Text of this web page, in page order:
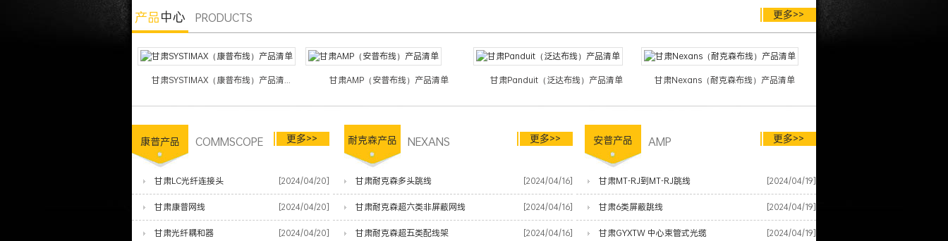
产品中心 PRODUCTS 更多>>
甘肃SYSTIMAX（康普布线）产品清... 甘肃AMP（安普布线）产品清单 甘肃Panduit（泛达布线）产品清单 甘肃Nexans（耐克森布线）产品清单
康普产品 COMMSCOPE 更多>>
甘肃LC光纤连接头 [2024/04/20]
甘肃康普网线 [2024/04/20]
甘肃光纤耦和器 [2024/04/20]
耐克森产品 NEXANS 更多>>
甘肃耐克森多头跳线 [2024/04/16]
甘肃耐克森超六类非屏蔽网线 [2024/04/16]
甘肃耐克森超五类配线架 [2024/04/16]
安普产品 AMP 更多>>
甘肃MT-RJ到MT-RJ跳线 [2024/04/19]
甘肃6类屏蔽跳线 [2024/04/19]
甘肃GYXTW 中心束管式光缆 [2024/04/19]